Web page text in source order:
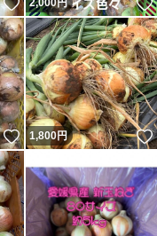
いいね！
2,000円
いいね！
1,800円